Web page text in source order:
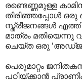
രണ്ടെണ്ണമുള്ള
തിരിഞ്ഞപ്പോള്‍ ഒരു
സ്ത്രീജനങ്ങള്‍
മാത്രം മതിയെന്നു
ചെയ്ത ഒരു
പെരുമാറ്റം
പഠിയ്ക്കാന്‍